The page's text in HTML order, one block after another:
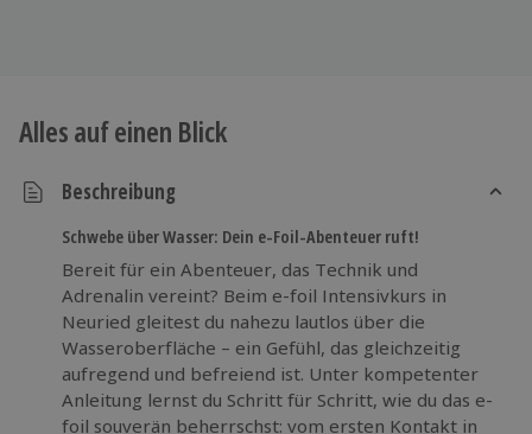
Alles auf einen Blick
Beschreibung
Schwebe über Wasser: Dein e-Foil-Abenteuer ruft!
Bereit für ein Abenteuer, das Technik und
Adrenalin vereint? Beim e-foil Intensivkurs in
Neuried gleitest du nahezu lautlos über die
Wasseroberfläche – ein Gefühl, das gleichzeitig
aufregend und befreiend ist. Unter kompetenter
Anleitung lernst du Schritt für Schritt, wie du das e-
foil souverän beherrschst: vom ersten Kontakt in